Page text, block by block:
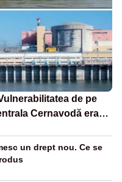
de pe
Cernavodă era
un drept nou. Ce se